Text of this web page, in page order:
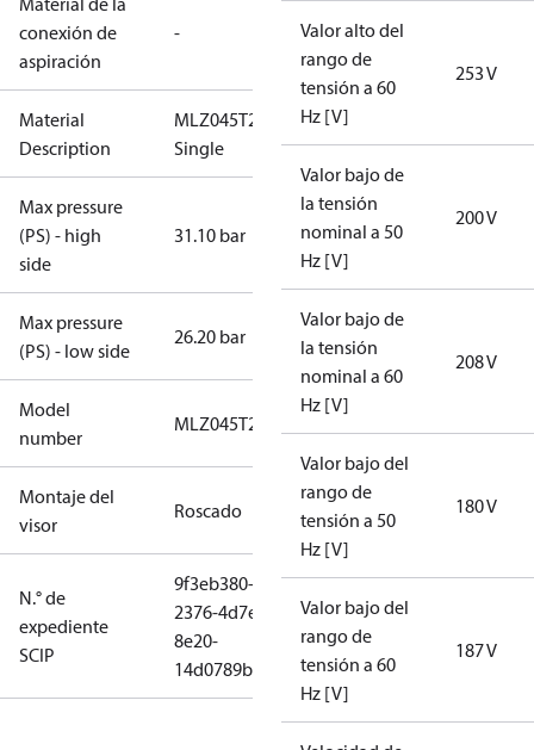
conexión de
aspiración
-
Material
Description
MLZ045T2LQ9C-
Single
Max pressure
(PS) - high
side
31.10 bar
Max pressure
(PS) - low side
26.20 bar
Model
number
MLZ045T2LQ9C
Montaje del
visor
Roscado
N.° de
expediente
SCIP
9f3eb380-
2376-4d7e-
8e20-
14d0789b1562
Valor alto del
rango de
tensión a 60
Hz [V]
253 V
Valor bajo de
la tensión
nominal a 50
Hz [V]
200 V
Valor bajo de
la tensión
nominal a 60
Hz [V]
208 V
Valor bajo del
rango de
tensión a 50
Hz [V]
180 V
Valor bajo del
rango de
tensión a 60
Hz [V]
187 V